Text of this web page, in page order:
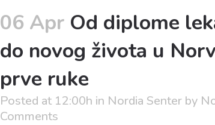
06 Apr Od diplome
do novog života u
prve ruke
Posted at 12:00h in Nordia Senter by
Comments